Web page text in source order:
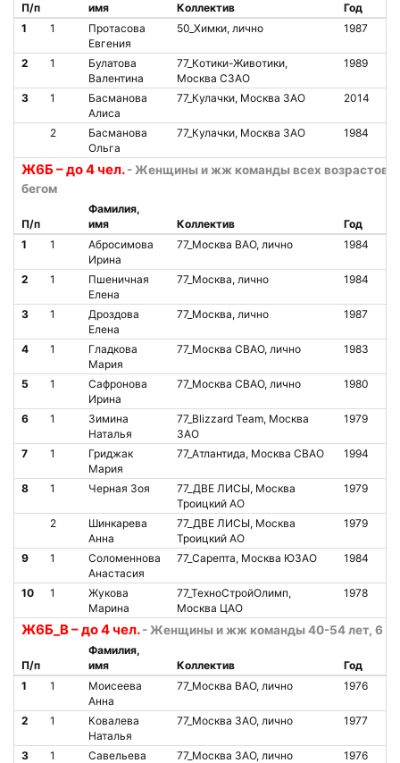
П/п
имя
Коллектив Год
1
1
Протасова
Евгения
50_Химки, лично 1987
2 1
Булатова
Валентина
77_Котики-Животики,
Москва СЗАО
1989
3 1
Басманова
Алиса
77_Кулачки, Москва ЗАО 2014
2
Басманова
Ольга
77_Кулачки, Москва ЗАО 1984
Ж6Б – до 4 чел. - Женщины и жж команды всех возрастов,
бегом
П/п
Фамилия,
имя
Коллектив Год
1
1
Абросимова
Ирина
77_Москва ВАО, лично 1984
2 1
Пшеничная
Елена
77_Москва, лично 1984
3 1
Дроздова
Елена
77_Москва, лично 1987
4 1
Гладкова
Мария
77_Москва СВАО, лично 1983
5 1
Сафронова
Ирина
77_Москва СВАО, лично 1980
6 1
Зимина
Наталья
77_Blizzard Team, Москва
ЗАО
1979
7 1
Гриджак
Мария
77_Атлантида, Москва СВАО 1994
8 1 Черная Зоя
77_ДВЕ ЛИСЫ, Москва
Троицкий АО
1979
2
Шинкарева
Анна
77_ДВЕ ЛИСЫ, Москва
Троицкий АО
1979
9 1
Соломеннова
Анастасия
77_Сарепта, Москва ЮЗАО 1984
10 1
Жукова
Марина
77_ТехноСтройОлимп,
Москва ЦАО
1978
Ж6Б_В – до 4 чел. - Женщины и жж команды 40-54 лет, 6
П/п
Фамилия,
имя
Коллектив Год
1
1
Моисеева
Анна
77_Москва ВАО, лично 1976
2 1
Ковалева
Наталья
77_Москва ЗАО, лично 1977
3 1 Савельева 77_Москва ЗАО, лично 1976